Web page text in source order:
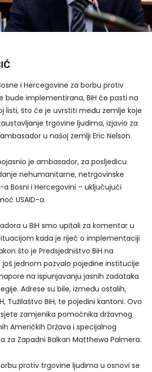
i Hercegovine za borbu protiv
bude implementirana, BiH će pasti na
listi, što će je uvrstiti među zemlje koje
trgovine ljudima, izjavio za
u našoj zemlji Eric Nelson.
je ambasador, za posljedicu
nehumanitarne, netrgovinske
Bosni i Hercegovini – uključujući
USAID-a.
u BiH smo upitali za komentar u
kada je riječ o implementaciji
što je Predsjedništvo BiH na
još jednom pozvalo pojedine institucije
na ispunjavanju jasnih zadataka
Adrese su bile, između ostalih,
Tužilaštvo BiH, te pojedini kantoni. Ovo
zamjenika pomoćnika državnog
Američkih Država i specijalnog
za Zapadni Balkan Matthewa Palmera.
protiv trgovine ljudima u osnovi se